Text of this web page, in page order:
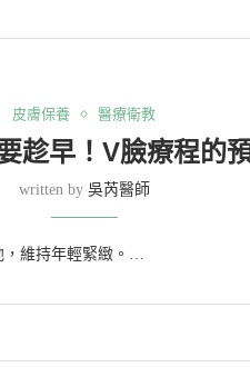
皮膚保養 醫療衛教
趁早！V臉療程的
written by 吳芮醫師
，維持年輕緊緻。…